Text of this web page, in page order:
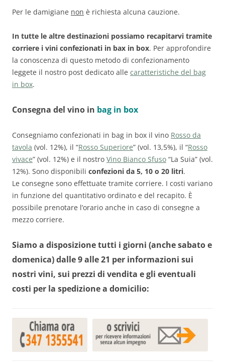
Per le damigiane non è richiesta alcuna cauzione.
In tutte le altre destinazioni possiamo recapitarvi tramite
corriere i vini confezionati in bax in box. Per approfondire
la conoscenza di questo metodo di confezionamento
leggete il nostro post dedicato alle caratteristiche del bag
in box.
Consegna del vino in bag in box
Consegniamo confezionati in bag in box il vino Rosso da
tavola (vol. 12%), il “Rosso Superiore” (vol. 13,5%), il “Rosso
vivace” (vol. 12%) e il nostro Vino Bianco Sfuso “La Suia” (vol.
12%). Sono disponibili confezioni da 5, 10 o 20 litri.
Le consegne sono effettuate tramite corriere. I costi variano
in funzione del quantitativo ordinato e del recapito. È
possibile prenotare l’orario anche in caso di consegne a
mezzo corriere.
Siamo a disposizione tutti i giorni (anche sabato e
domenica) dalle 9 alle 21 per informazioni sui
nostri vini, sui prezzi di vendita e gli eventuali
costi per la spedizione a domicilio: